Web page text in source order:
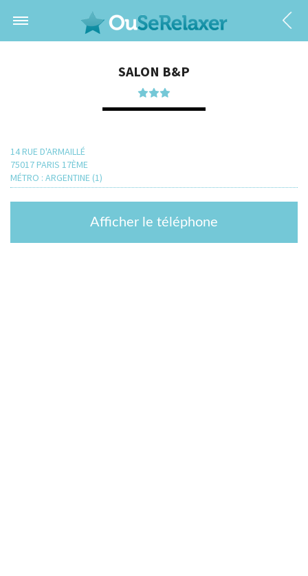
SALON B&P
14 RUE D'ARMAILLÉ
75017 PARIS 17ÈME
MÉTRO : ARGENTINE (1)
Afficher le téléphone